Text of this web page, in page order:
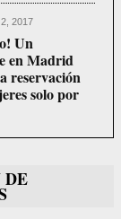
2017
Un
en Madrid
reservación
solo por